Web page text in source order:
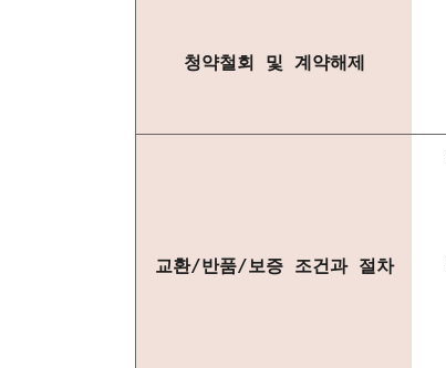
청약철회 및 계약해제
교환/반품/보증 조건과 절차